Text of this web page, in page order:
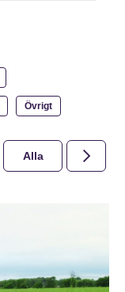
Övrigt
Alla 2026